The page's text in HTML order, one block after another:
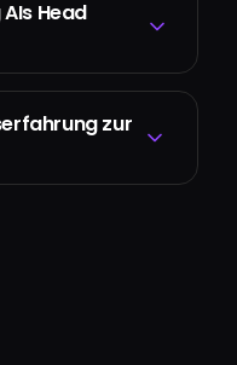
Head
zur